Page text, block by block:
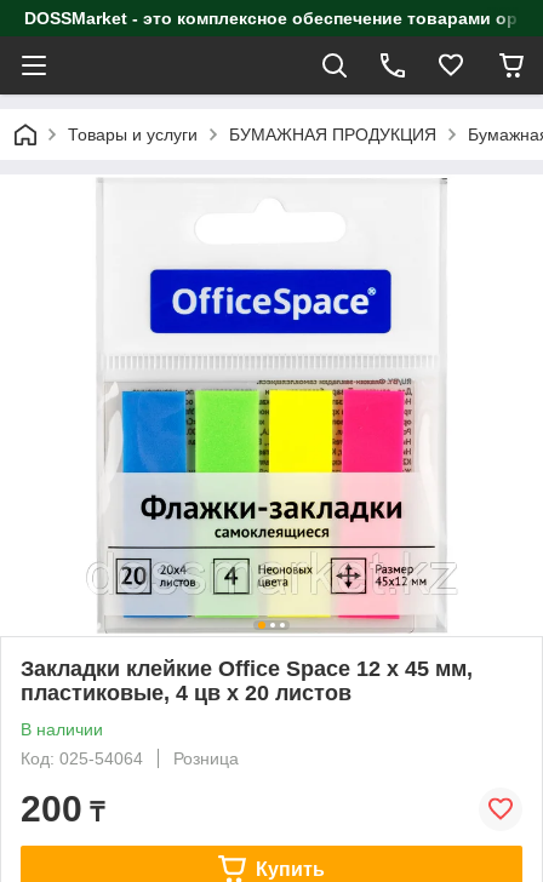
DOSSMarket - это комплексное обеспечение товарами
Товары и услуги БУМАЖНАЯ ПРОДУКЦИЯ
Закладки клейкие Office Space 12 х 45 мм,
пластиковые, 4 цв х 20 листов
В наличии
Код: 025-54064
Розница
200 ₸
Купить